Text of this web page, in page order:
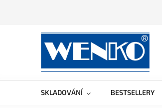
SKLADOVÁNÍ BESTSELLERY